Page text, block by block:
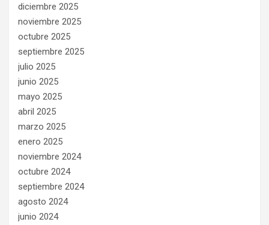
diciembre 2025
noviembre 2025
octubre 2025
septiembre 2025
julio 2025
junio 2025
mayo 2025
abril 2025
marzo 2025
enero 2025
noviembre 2024
octubre 2024
septiembre 2024
agosto 2024
junio 2024